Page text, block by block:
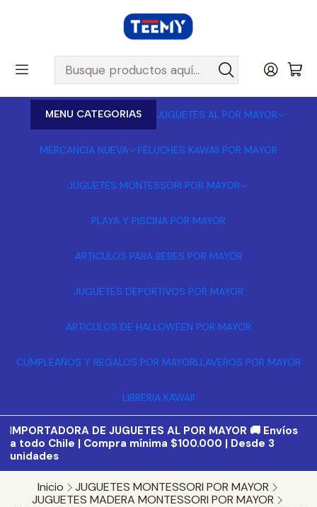
MENU CATEGORIAS JUGUETES AL POR MAYOR
MERCANCIA NUEVA PELUCHES KAWAII POR MAYOR
JUGUETES MONTESSORI POR MAYOR
PLAYA Y PISCINA POR MAYOR
ARTICULOS PARA BEBES POR MAYOR
JUGUETES DEPORTIVOS POR MAYOR
ARTICULOS DE HALLOWEEN POR MAYOR
CUMPLEAÑOS Y REGALOS POR MAYORLLAVEROS POR MAYOR
LIBRERIA KAWAII
IMPORTADORA DE JUGUETES AL POR MAYOR 🚚 Envíos
a todo Chile | Compra mínima $100.000 | Desde 3
unidades
Inicio
JUGUETES MONTESSORI POR MAYOR
JUGUETES MADERA MONTESSORI POR MAYOR